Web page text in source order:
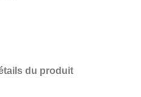
du produit